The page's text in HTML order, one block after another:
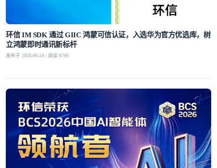
环信 IM SDK 通过 GIIC 鸿蒙可信认证，入选华为官方优选库，树
立鸿蒙即时通讯新标杆
发布于 2026-06-24 | 阅读 6745